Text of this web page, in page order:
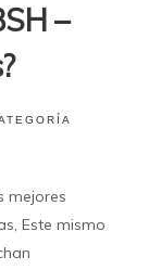
–
mejores
Este mismo